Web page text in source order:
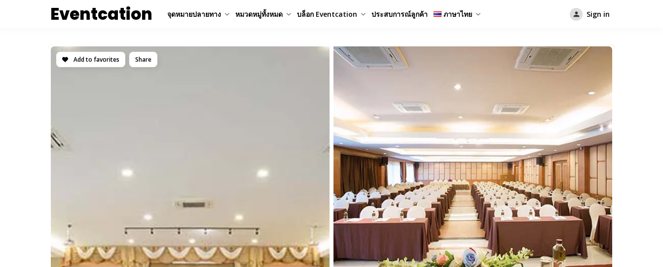
Eventcation จุดหมายปลายทาง หมวดหมู่ทั้งหมด บล็อก Eventcation ประสบการณ์ลูกค้า ภาษาไทย Sign in
Add to favorites Share